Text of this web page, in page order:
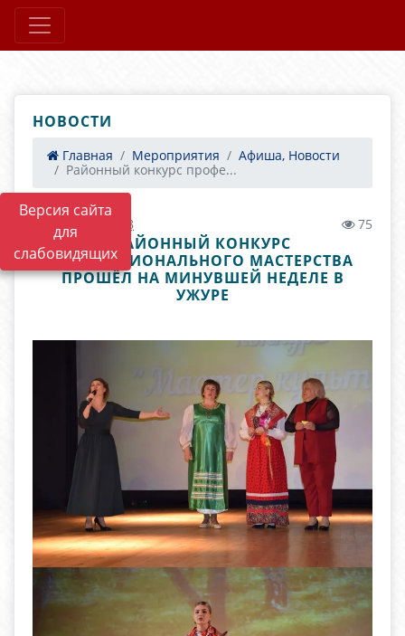
Версия сайта
для
слабовидящих
НОВОСТИ
Главная Мероприятия
Афиша, Новости
Районный конкурс профе...
26.10.2021 09:48 75
РАЙОННЫЙ КОНКУРС
ПРОФЕССИОНАЛЬНОГО МАСТЕРСТВА
ПРОШЁЛ НА МИНУВШЕЙ НЕДЕЛЕ В
УЖУРЕ